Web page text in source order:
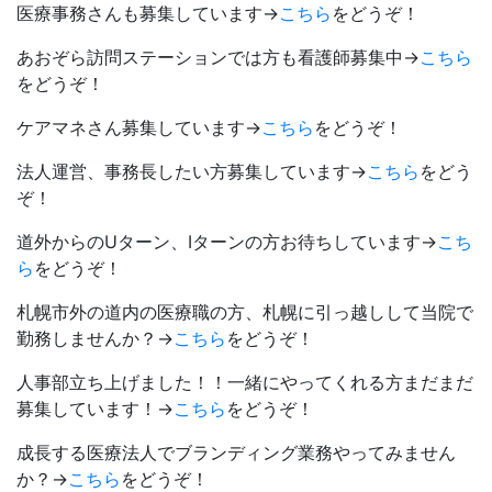
医療事務さんも募集しています→こちら をどうぞ！
あおぞら訪問ステーションでは方も看護師募集中→こちら
をどうぞ！
ケアマネさん募集しています→こちら をどうぞ！
法人運営、事務長したい方募集しています→こちら をどう
ぞ！
道外からのUターン、Iターンの方お待ちしています→こち
ら をどうぞ！
札幌市外の道内の医療職の方、札幌に引っ越しして当院で
勤務しませんか？→こちら をどうぞ！
人事部立ち上げました！！一緒にやってくれる方まだまだ
募集しています！→こちら をどうぞ！
成長する医療法人でブランディング業務やってみません
か？→こちら をどうぞ！